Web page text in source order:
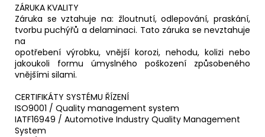
ZÁRUKA KVALITY
Záruka se vztahuje na: žloutnutí, odlepování, praskání,
tvorbu puchýřů a delaminaci. Tato záruka se nevztahuje
na
opotřebení výrobku, vnější korozi, nehodu, kolizi nebo
jakoukoli formu úmyslného poškození způsobeného
vnějšími silami.
CERTIFIKÁTY SYSTÉMU ŘÍZENÍ
ISO9001 / Quality management system
IATF16949 / Automotive Industry Quality Management
System